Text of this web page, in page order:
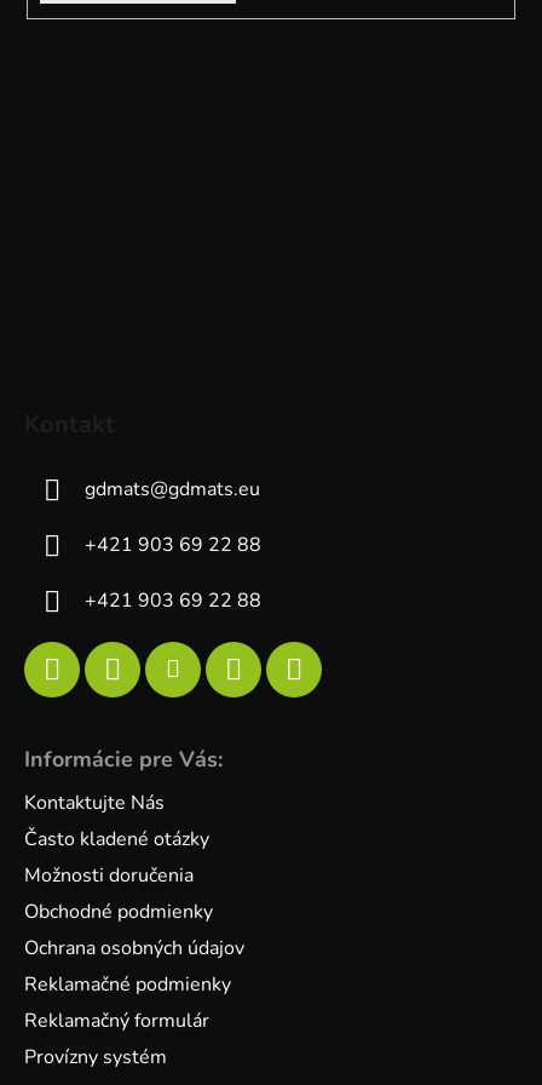
gdmats@gdmats.eu
+421 903 69 22 88
+421 903 69 22 88
Informácie pre Vás:
Kontaktujte Nás
Často kladené otázky
Možnosti doručenia
Obchodné podmienky
Ochrana osobných údajov
Reklamačné podmienky
Reklamačný formulár
Provízny systém